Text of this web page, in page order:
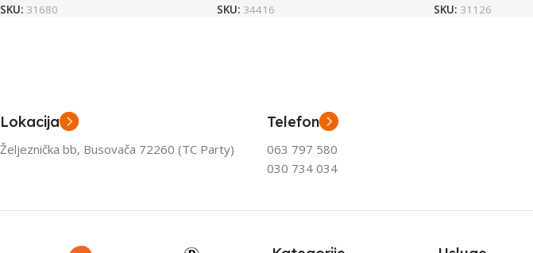
SKU: 31680 SKU: 34416 SKU: 31126
Lokacija
Željeznička bb, Busovača 72260 (TC Party)
Telefon
063 797 580
030 734 034